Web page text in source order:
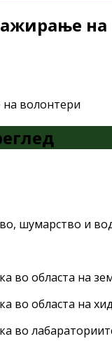
на
шумарство и
во областа на
во областа на